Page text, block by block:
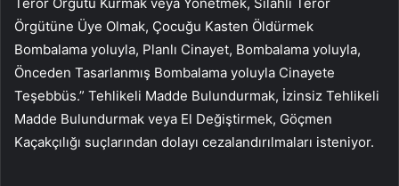
Örgütüne Üye Olmak, Çocuğu Kasten Öldürmek
Bombalama yoluyla, Planlı Cinayet, Bombalama yoluyla,
Önceden Tasarlanmış Bombalama yoluyla Cinayete
Teşebbüs.” Tehlikeli Madde Bulundurmak, İzinsiz Tehlikeli
Madde Bulundurmak veya El Değiştirmek, Göçmen
Kaçakçılığı suçlarından dolayı cezalandırılmaları isteniyor.